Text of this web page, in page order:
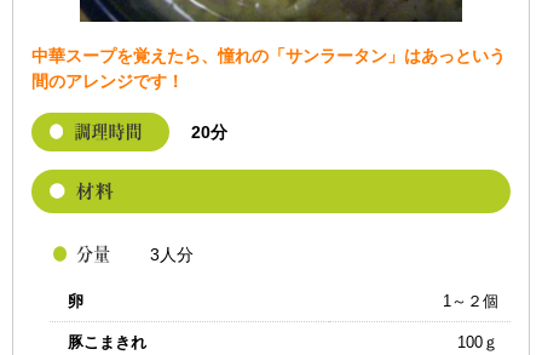
中華スープを覚えたら、憧れの「サンラータン」はあっという
間のアレンジです！
20分
3人分
卵 1～２個
豚こまきれ 100ｇ